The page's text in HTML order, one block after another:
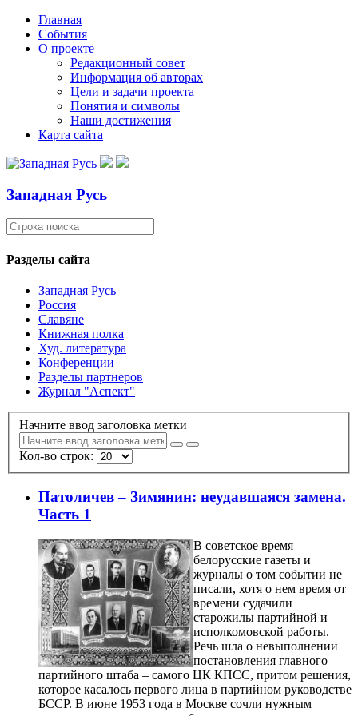
Главная
События
О проекте
Редакционный совет
Информация об авторах
Цели и задачи проекта
Понятия и символы
Наши достижения
Карта сайта
Западная Русь
Разделы сайта
Западная Русь
Россия
Славяне
Книжная полка
Худ. литература
Конференции
Разделы партнеров
Журнал "Аспект"
Начните ввод заголовка метки
Кол-во строк:
Патоличев – Зимянин: неудавшаяся замена.
Часть 1
В советское время
белорусские газеты и
журналы о том событии не
писали, хотя о нем время от
времени судачили
старожилы партийной и
исполкомовской работы.
Речь шла о невыполнении
постановления главного
партийного штаба – самого ЦК КПСС, притом решения,
которое касалось первого лица в партийном руководстве
БССР. В июне 1953 года в Москве сочли нужным